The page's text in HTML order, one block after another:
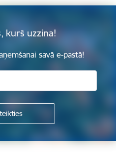
kurš uzzina!
savā e-pastā!